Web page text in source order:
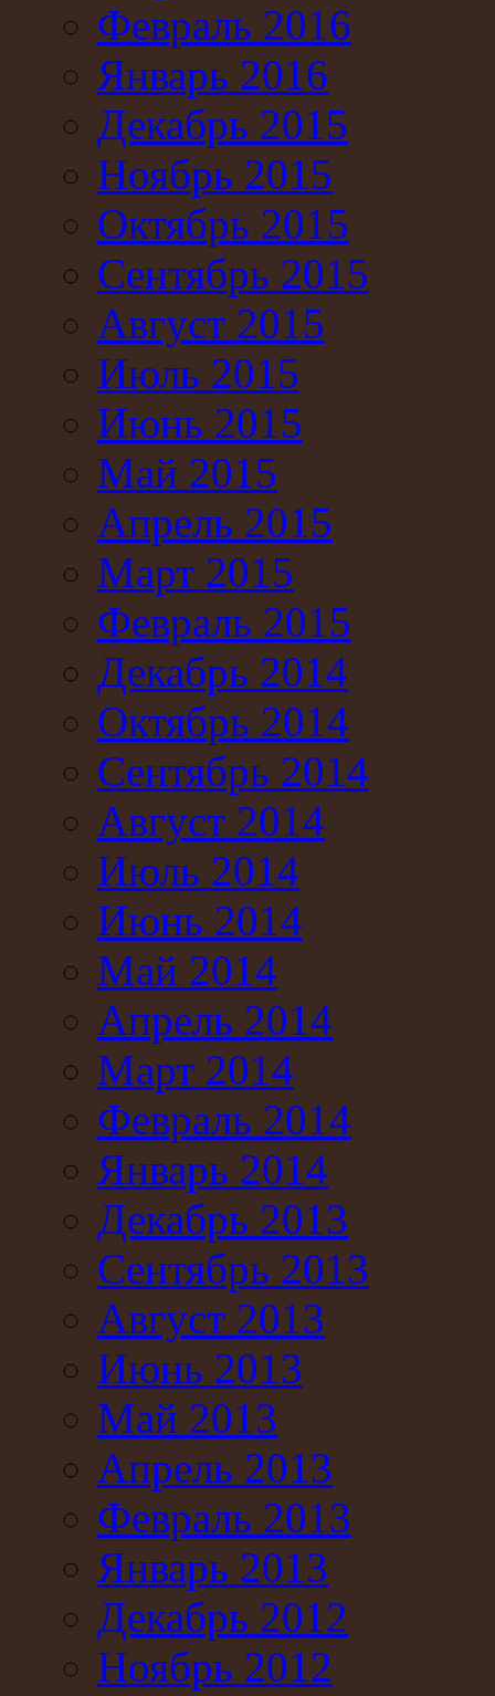
Февраль 2016
Январь 2016
Декабрь 2015
Ноябрь 2015
Октябрь 2015
Сентябрь 2015
Август 2015
Июль 2015
Июнь 2015
Май 2015
Апрель 2015
Март 2015
Февраль 2015
Декабрь 2014
Октябрь 2014
Сентябрь 2014
Август 2014
Июль 2014
Июнь 2014
Май 2014
Апрель 2014
Март 2014
Февраль 2014
Январь 2014
Декабрь 2013
Сентябрь 2013
Август 2013
Июнь 2013
Май 2013
Апрель 2013
Февраль 2013
Январь 2013
Декабрь 2012
Ноябрь 2012